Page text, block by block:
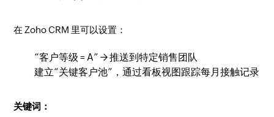
在 Zoho CRM 里可以设置：
“客户等级 = A” → 推送到特定销售团队
建立“关键客户池”，通过看板视图跟踪每月接触记录
关键词：